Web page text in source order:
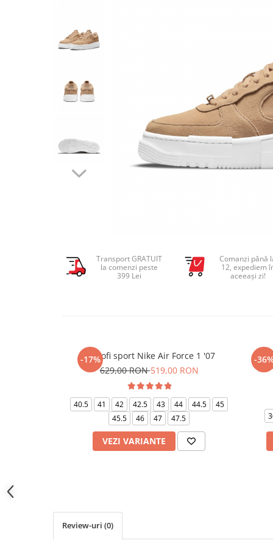
Ingrijire incaltaminte
Transport GRATUIT
la comenzi peste
399 Lei
Comanzi până
12, expediem
aceeași zi!
-17%
Pantofi sport Nike Air Force 1 '07
629,00 RON519,00 RON
40.5 41 42 42.5 43 44 44.5
45
45.5
46 47 47.5
VEZI VARIANTE
-
Review-uri (0)